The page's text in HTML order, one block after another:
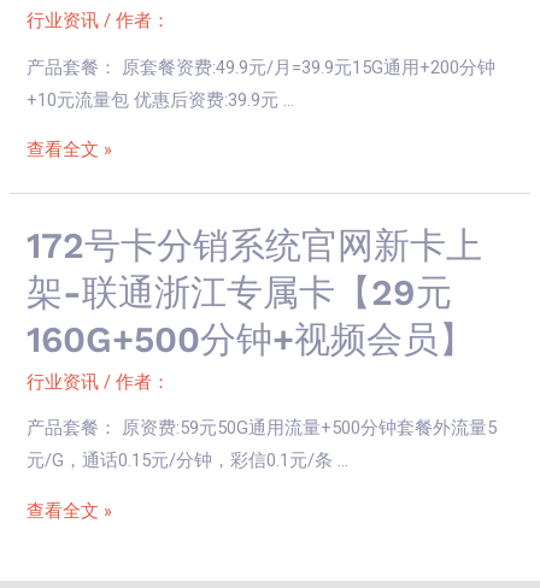
卡
元
219G+100
分
发
广
西】
行业资讯 / 作者：
产品套餐： 原套餐资费:49.9元/月=39.9元15G通用+200分钟
+10元流量包 优惠后资费:39.9元 …
系
统
官
卡
上
架-
四
川
动
省
内
享
查看全文 »
172号卡分销系统官网新卡上
架-联通浙江专属卡【29元
160G+500分钟+视频会员】
行业资讯 / 作者：
产品套餐： 原资费:59元50G通用流量+500分钟套餐外流量5
元/G，通话0.15元/分钟，彩信0.1元/条 …
172
卡
分
系
统
官
查看全文 »